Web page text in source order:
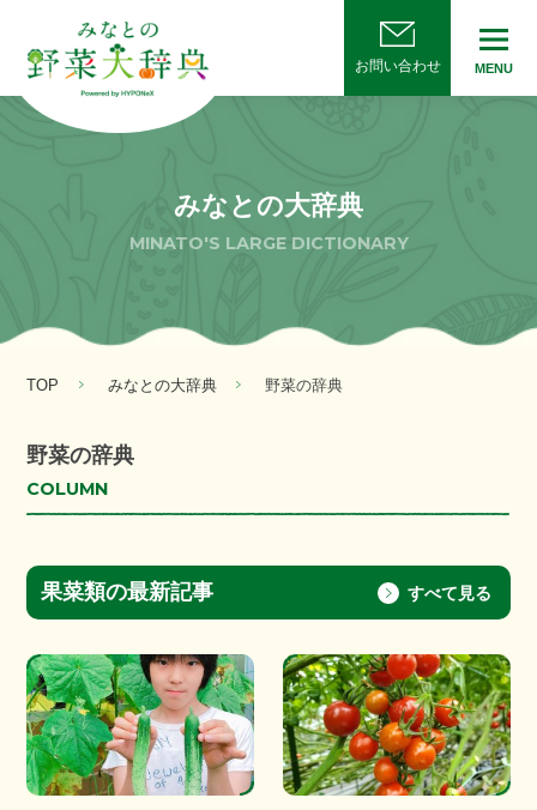
お問い合わせ MENU
みなとの大辞典
MINATO'S LARGE DICTIONARY
TOP みなとの大辞典 野菜の辞典
野菜の辞典
COLUMN
果菜類の最新記事 すべて見る